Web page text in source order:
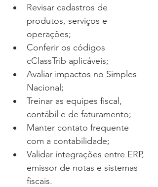
Revisar cadastros de
produtos, serviços e
operações;
Conferir os códigos
cClassTrib aplicáveis;
Avaliar impactos no Simples
Nacional;
Treinar as equipes fiscal,
contábil e de faturamento;
Manter contato frequente
com a contabilidade;
Validar integrações entre ERP,
emissor de notas e sistemas
fiscais.